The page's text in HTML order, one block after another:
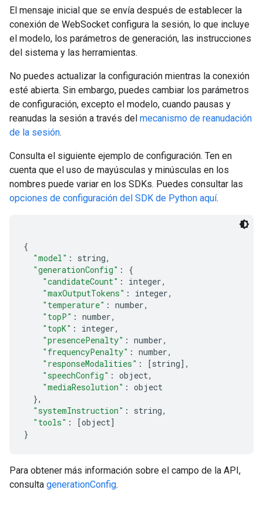
El mensaje inicial que se envía después de establecer la
conexión de WebSocket configura la sesión, lo que incluye
el modelo, los parámetros de generación, las instrucciones
del sistema y las herramientas.
No puedes actualizar la configuración mientras la conexión
esté abierta. Sin embargo, puedes cambiar los parámetros
de configuración, excepto el modelo, cuando pausas y
reanudas la sesión a través del mecanismo de reanudación
de la sesión.
Consulta el siguiente ejemplo de configuración. Ten en
cuenta que el uso de mayúsculas y minúsculas en los
nombres puede variar en los SDKs. Puedes consultar las
opciones de configuración del SDK de Python aquí.
{
"model" : string,
"generationConfig" :
{
"candidateCount" : integer,
"maxOutputTokens" : integer,
"temperature" : number,
"topP" : number,
"topK" : integer,
"presencePenalty" : number,
"frequencyPenalty" : number,
"responseModalities" : [string],
"speechConfig" : object,
"mediaResolution" : object
},
"systemInstruction" : string,
"tools" : [object]
}
Para obtener más información sobre el campo de la API,
consulta generationConfig.